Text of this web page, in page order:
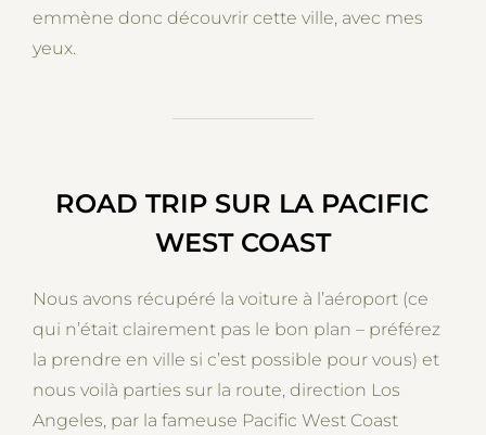
emmène donc découvrir cette ville, avec mes
yeux.
ROAD TRIP SUR LA PACIFIC
WEST COAST
Nous avons récupéré la voiture à l’aéroport (ce
qui n’était clairement pas le bon plan – préférez
la prendre en ville si c’est possible pour vous) et
nous voilà parties sur la route, direction Los
Angeles, par la fameuse Pacific West Coast